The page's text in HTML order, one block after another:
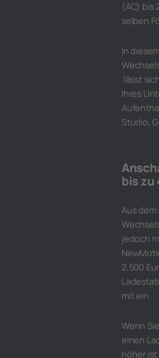
(AC) bis
selben
In
lässt
Ihres
Studio,
bis
Aus
jedoch
2.500
mit ein.
Wenn
einen
höher